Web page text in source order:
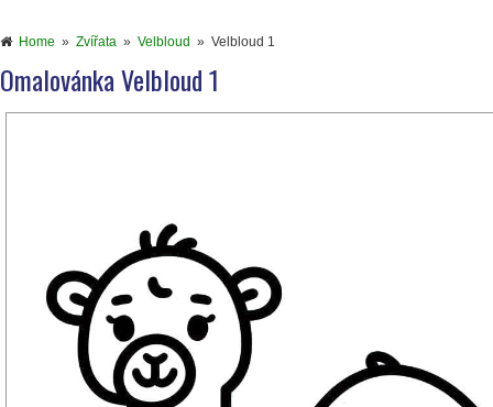
Home » Zvířata » Velbloud » Velbloud 1
Omalovánka Velbloud 1